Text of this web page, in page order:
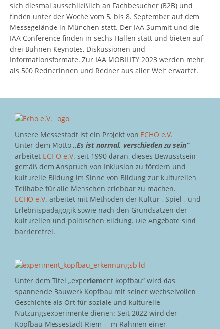
sich diesmal ausschließlich an Fachbesucher (B2B) und
finden unter der Woche vom 5. bis 8. September auf dem
Messegelände in München statt. Der IAA Summit und die
IAA Conference finden in sechs Hallen statt und bieten auf
drei Bühnen Keynotes, Diskussionen und
Informationsformate. Zur IAA MOBILITY 2023 werden mehr
als 500 Rednerinnen und Redner aus aller Welt erwartet.
Unsere Messestadt ist ein Projekt von ECHO e.V.
Unter dem Motto „Es ist normal, verschieden zu sein“
arbeitet ECHO e.V. seit 1990 daran, dieses Bewusstsein
gemäß dem Anspruch von Inklusion zu fördern und
kulturelle Bildung im Sinne von Bildung zur kulturellen
Teilhabe für alle Menschen erlebbar zu machen.
ECHO e.V. arbeitet mit Methoden der Kultur-, Spiel-, und
Erlebnispädagogik sowie nach den Grundsätzen der
kulturellen und politischen Bildung. Die Angebote sind
barrierefrei.
Unter dem Titel „experiement kopfbau“ wird das
spannende Bauwerk Kopfbau mit seiner wechselvollen
Geschichte als Ort für soziale und kulturelle
Nutzungsexperimente dienen: Seit 2022 wird der
Kopfbau Messestadt-Riem – im Rahmen einer